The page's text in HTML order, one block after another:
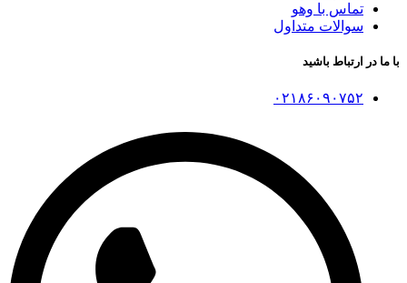
تماس با وهو
سوالات متداول
با ما در ارتباط باشید
۰۲۱۸۶۰۹۰۷۵۲